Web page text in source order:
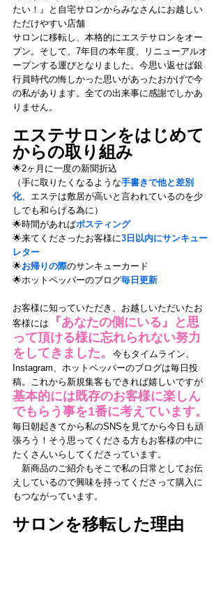
たい！』と自宅サロンからみなさんにお越しい
ただけやすい店舗
サロンに移転し、本格的にエステサロンをオー
プン。そして、7年目の本年度、リニューアルオ
ープンする運びとなりました。今思い返せば銀
行員時代の悔しかった思いがあったおかげで今
の私があります。全ての出来事に感謝でしかあ
りません。
エステサロンをはじめて
からの取り組み
🌟2ヶ月に一度の新聞折込
（手に取りたくなるような手書きで他と差別
化、エステは敷居が高いと言われているのを少
しでも和らげる為に）
🌟時間があればポスティング
🌟来てくださったお客様に3日以内にサンキュー
レター
🌟お帰りの際のサンキューカード
🌟ホットペッパーのブログ毎日更新
お客様に知っていただき、お越しいただいたお
客様には
『あなたの側にいる』と思
って頂ける様に忘れられない努力
をしてきました。
今もタイムライン、
Instagram、ホットペッパーのブログは毎日投
稿。これから新規集客もできれば嬉しいですが
基本的には既存のお客様に楽しん
でもらう事を1番に考えています。
毎日朝起きてから私のSNSを見てから今日も頑
張ろう！そう思ってくださる方もお客様の中に
たくさんいらしてくださっています。
新商品のご紹介もそこで私の日常としてお伝
えしているので興味を持ってくださって購入に
もつながっています。
サロンを移転した理由